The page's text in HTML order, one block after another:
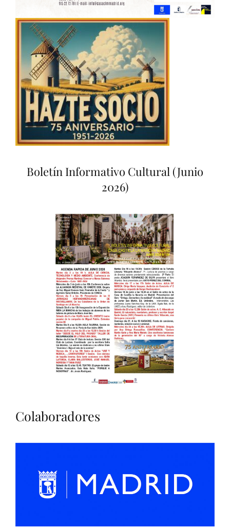
Boletín Informativo Cultural (Junio
2026)
Colaboradores